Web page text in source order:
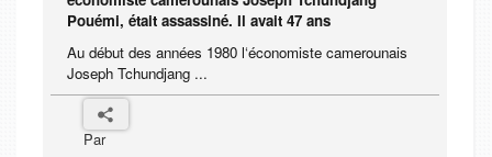
Pouémi, était assassiné. Il avait 47 ans
Au début des années 1980 l‘économiste camerounais
Joseph Tchundjang ...
Par